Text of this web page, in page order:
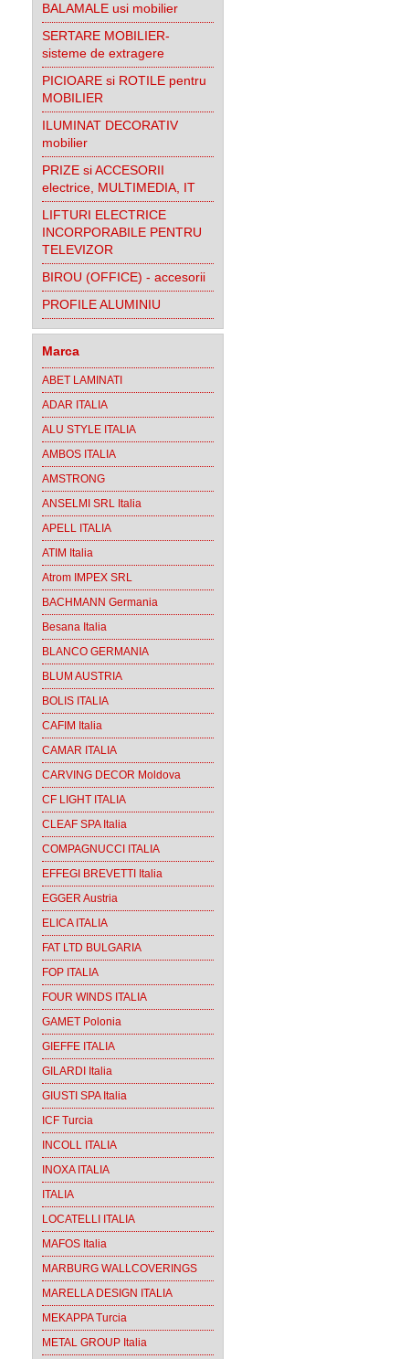
BALAMALE usi mobilier
SERTARE MOBILIER-
sisteme de extragere
PICIOARE si ROTILE pentru
MOBILIER
ILUMINAT DECORATIV
mobilier
PRIZE si ACCESORII
electrice, MULTIMEDIA, IT
LIFTURI ELECTRICE
INCORPORABILE PENTRU
TELEVIZOR
BIROU (OFFICE) - accesorii
PROFILE ALUMINIU
Marca
ABET LAMINATI
ADAR ITALIA
ALU STYLE ITALIA
AMBOS ITALIA
AMSTRONG
ANSELMI SRL Italia
APELL ITALIA
ATIM Italia
Atrom IMPEX SRL
BACHMANN Germania
Besana Italia
BLANCO GERMANIA
BLUM AUSTRIA
BOLIS ITALIA
CAFIM Italia
CAMAR ITALIA
CARVING DECOR Moldova
CF LIGHT ITALIA
CLEAF SPA Italia
COMPAGNUCCI ITALIA
EFFEGI BREVETTI Italia
EGGER Austria
ELICA ITALIA
FAT LTD BULGARIA
FOP ITALIA
FOUR WINDS ITALIA
GAMET Polonia
GIEFFE ITALIA
GILARDI Italia
GIUSTI SPA Italia
ICF Turcia
INCOLL ITALIA
INOXA ITALIA
ITALIA
LOCATELLI ITALIA
MAFOS Italia
MARBURG WALLCOVERINGS
MARELLA DESIGN ITALIA
MEKAPPA Turcia
METAL GROUP Italia